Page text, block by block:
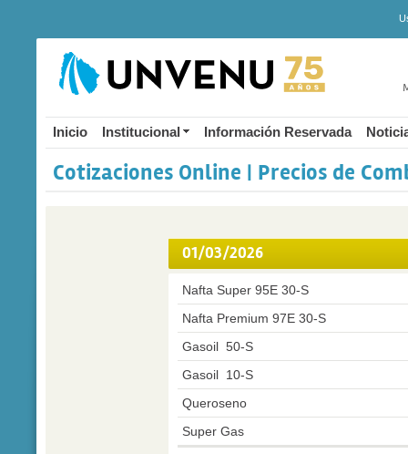
Inicio Institucional Información Reservada
Cotizaciones Online | Precios de
01/03/2026
Nafta Super 95E 30-S
Nafta Premium 97E 30-S
Gasoil 50-S
Gasoil 10-S
Queroseno
Super Gas